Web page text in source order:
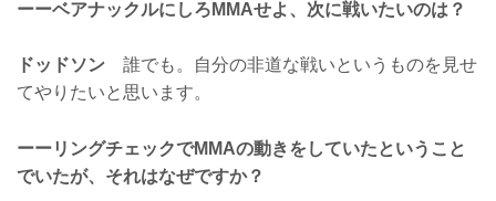
ーーベアナックルにしろMMAせよ、次に戦いたいのは？
ドッドソン 誰でも。自分の非道な戦いというものを見せ
てやりたいと思います。
ーーリングチェックでMMAの動きをしていたということ
でいたが、それはなぜですか？